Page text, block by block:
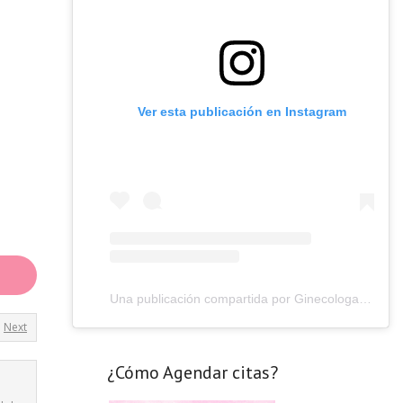
Next
Ver esta publicación en Instagram
¿Cómo Agendar citas?